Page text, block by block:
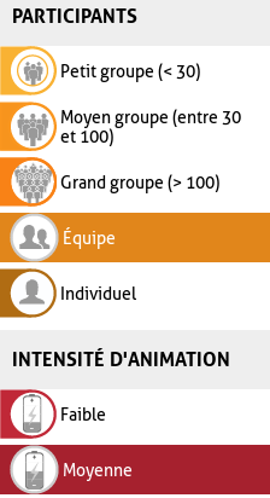
PARTICIPANTS
Petit groupe (< 30)
Moyen groupe (entre 30
et 100)
Grand groupe (> 100)
Équipe
Individuel
INTENSITÉ D'ANIMATION
Faible
Moyenne